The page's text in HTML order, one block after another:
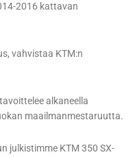
2016 kattavan
vahvistaa KTM:n
alkaneella
maailmanmestaruutta.
julkistimme KTM 350 SX-